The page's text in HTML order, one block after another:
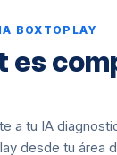
BOXTOPLAY
a tu IA
desde tu área